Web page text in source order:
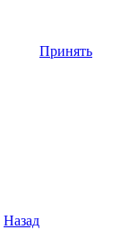
Принять
Назад